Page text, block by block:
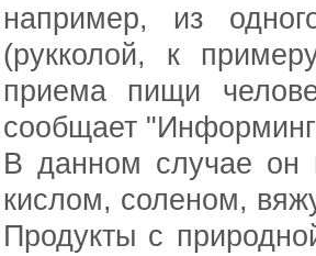
например, из
(рукколой, к
приема пищи
сообщает
В данном случае он
кислом, соленом,
Продукты с